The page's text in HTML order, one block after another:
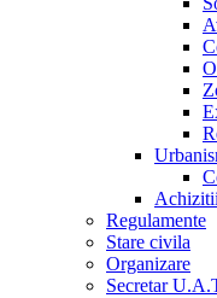
Regulamente
Stare civila
Organizare
Secretar